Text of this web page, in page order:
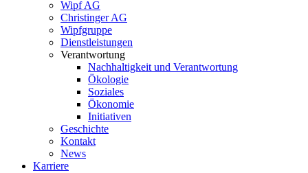
Wipf AG
Christinger AG
Wipfgruppe
Dienstleistungen
Verantwortung
Nachhaltigkeit und Verantwortung
Ökologie
Soziales
Ökonomie
Initiativen
Geschichte
Kontakt
News
Karriere